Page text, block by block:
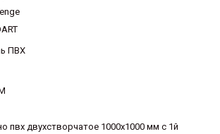
ПВХ
пвх двухстворчатое 1000х1000 мм с 1й